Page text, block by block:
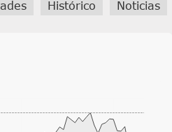
Histórico Noticias